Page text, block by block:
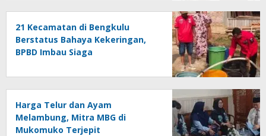
21 Kecamatan di Bengkulu
Berstatus Bahaya Kekeringan,
BPBD Imbau Siaga
Harga Telur dan Ayam
Melambung, Mitra MBG di
Mukomuko Terjepit